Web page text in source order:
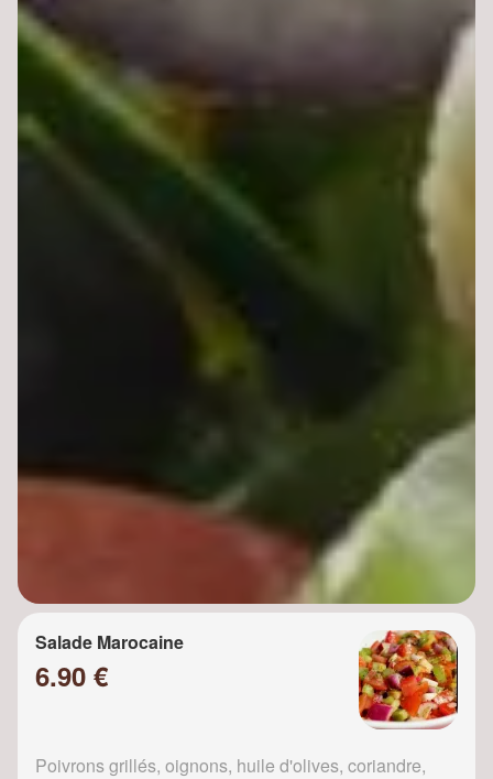
Salade Marocaine
6.90 €
Poivrons grillés, oignons, huile d'olives, coriandre,